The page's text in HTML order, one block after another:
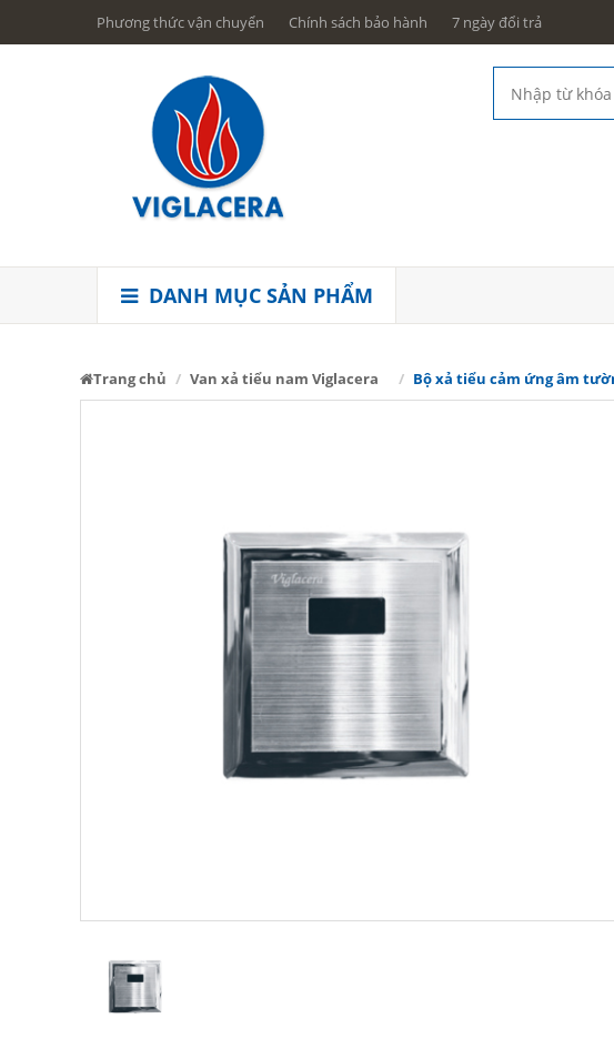
Phương thức vận chuyển Chính sách bảo hành 7 ngày đổi trả
DANH MỤC SẢN PHẨM
Trang chủ Van xả tiểu nam Viglacera Bộ xả tiểu cảm ứng âm